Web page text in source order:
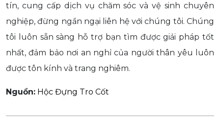
tín, cung cấp dịch vụ chăm sóc và vệ sinh chuyên
nghiệp, đừng ngần ngại liên hệ với chúng tôi. Chúng
tôi luôn sẵn sàng hỗ trợ bạn tìm được giải pháp tốt
nhất, đảm bảo nơi an nghỉ của người thân yêu luôn
được tôn kính và trang nghiêm.
Nguồn: Hộc Đựng Tro Cốt